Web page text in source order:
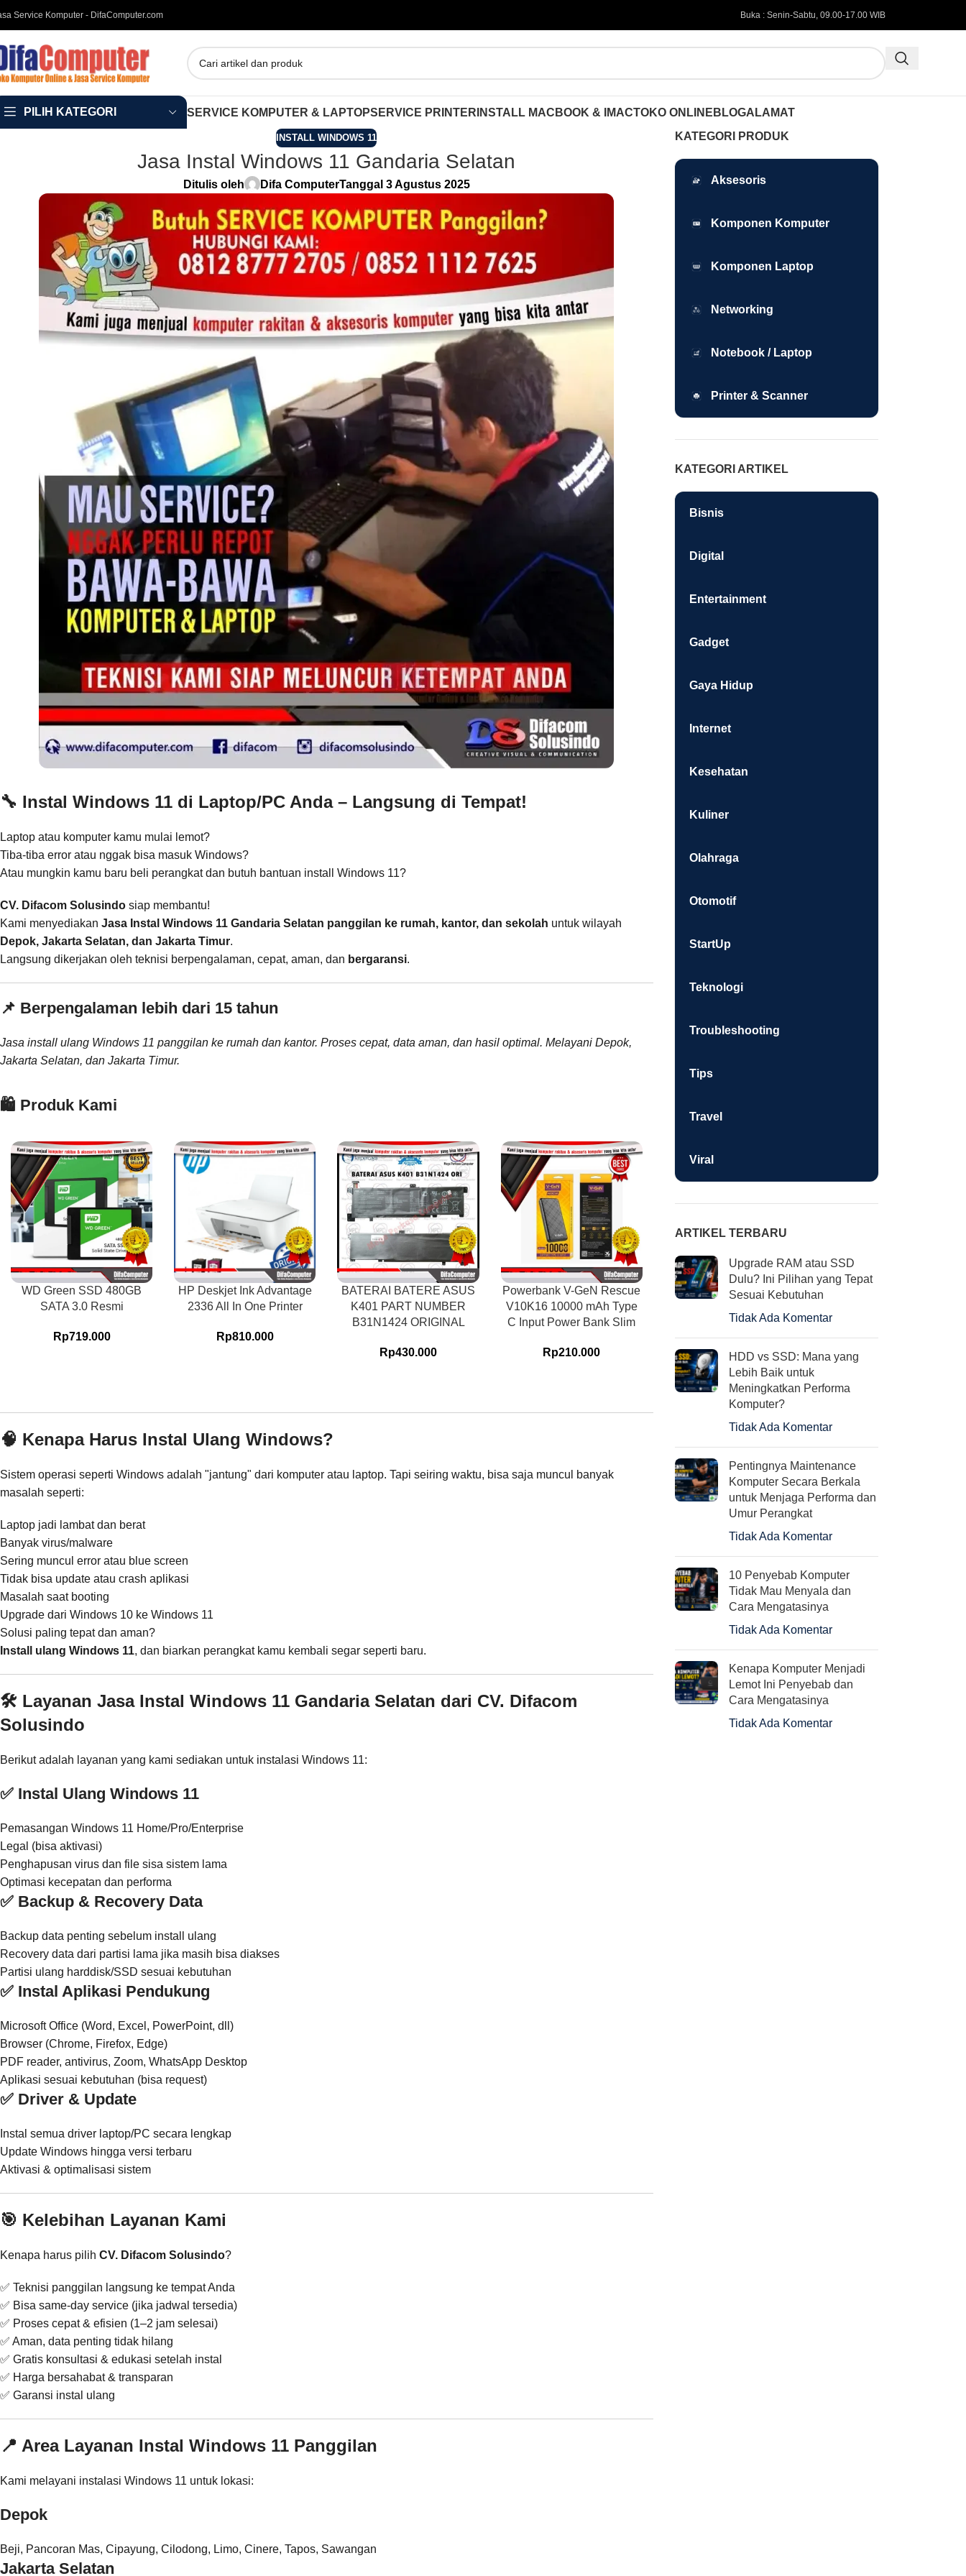
Service Komputer - DifaComputer.com Buka : Senin-Sabtu, 09.00-17.00 WIB
PILIH KATEGORI SERVICE KOMPUTER & LAPTOPSERVICE PRINTER INSTALL MACBOOK & IMACTOKO ONLINE BLOGALAMAT
INSTALL WINDOWS 11
Jasa Instal Windows 11 Gandaria Selatan
Ditulis oleh Difa ComputerTanggal 3 Agustus 2025
🔧 Instal Windows 11 di Laptop/PC Anda – Langsung di Tempat!
Laptop atau komputer kamu mulai lemot?
Tiba-tiba error atau nggak bisa masuk Windows?
Atau mungkin kamu baru beli perangkat dan butuh bantuan install Windows 11?
CV. Difacom Solusindo siap membantu!
Kami menyediakan Jasa Instal Windows 11 Gandaria Selatan panggilan ke rumah, kantor, dan sekolah untuk wilayah
Depok, Jakarta Selatan, dan Jakarta Timur.
Langsung dikerjakan oleh teknisi berpengalaman, cepat, aman, dan bergaransi.
📌 Berpengalaman lebih dari 15 tahun
Jasa install ulang Windows 11 panggilan ke rumah dan kantor. Proses cepat, data aman, dan hasil optimal. Melayani Depok,
Jakarta Selatan, dan Jakarta Timur.
🛍️ Produk Kami
WD Green SSD 480GB
SATA 3.0 Resmi
Rp719.000
HP Deskjet Ink Advantage
2336 All In One Printer
Rp810.000
BATERAI BATERE ASUS
K401 PART NUMBER
B31N1424 ORIGINAL
Rp430.000
Powerbank V-GeN Rescue
V10K16 10000 mAh Type
C Input Power Bank Slim
Rp210.000
Keyboard Laptop DELL
N4020 N4030 N5030
M5030
Rp 150.000
Rp
🧠 Kenapa Harus Instal Ulang Windows?
Sistem operasi seperti Windows adalah "jantung" dari komputer atau laptop. Tapi seiring waktu, bisa saja muncul banyak
masalah seperti:
Laptop jadi lambat dan berat
Banyak virus/malware
Sering muncul error atau blue screen
Tidak bisa update atau crash aplikasi
Masalah saat booting
Upgrade dari Windows 10 ke Windows 11
Solusi paling tepat dan aman?
Install ulang Windows 11, dan biarkan perangkat kamu kembali segar seperti baru.
🛠️ Layanan Jasa Instal Windows 11 Gandaria Selatan dari CV. Difacom
Solusindo
Berikut adalah layanan yang kami sediakan untuk instalasi Windows 11:
✅ Instal Ulang Windows 11
Pemasangan Windows 11 Home/Pro/Enterprise
Legal (bisa aktivasi)
Penghapusan virus dan file sisa sistem lama
Optimasi kecepatan dan performa
✅ Backup & Recovery Data
Backup data penting sebelum install ulang
Recovery data dari partisi lama jika masih bisa diakses
Partisi ulang harddisk/SSD sesuai kebutuhan
✅ Instal Aplikasi Pendukung
Microsoft Office (Word, Excel, PowerPoint, dll)
Browser (Chrome, Firefox, Edge)
PDF reader, antivirus, Zoom, WhatsApp Desktop
Aplikasi sesuai kebutuhan (bisa request)
✅ Driver & Update
Instal semua driver laptop/PC secara lengkap
Update Windows hingga versi terbaru
Aktivasi & optimalisasi sistem
🎯 Kelebihan Layanan Kami
Kenapa harus pilih CV. Difacom Solusindo?
✅ Teknisi panggilan langsung ke tempat Anda
✅ Bisa same-day service (jika jadwal tersedia)
✅ Proses cepat & efisien (1–2 jam selesai)
✅ Aman, data penting tidak hilang
✅ Gratis konsultasi & edukasi setelah instal
✅ Harga bersahabat & transparan
✅ Garansi instal ulang
📍 Area Layanan Instal Windows 11 Panggilan
Kami melayani instalasi Windows 11 untuk lokasi:
Depok
Beji, Pancoran Mas, Cipayung, Cilodong, Limo, Cinere, Tapos, Sawangan
Jakarta Selatan
KATEGORI PRODUK
Aksesoris
Komponen Komputer
Komponen Laptop
Networking
Notebook / Laptop
Printer & Scanner
KATEGORI ARTIKEL
Bisnis
Digital
Entertainment
Gadget
Gaya Hidup
Internet
Kesehatan
Kuliner
Olahraga
Otomotif
StartUp
Teknologi
Troubleshooting
Tips
Travel
Viral
ARTIKEL TERBARU
Upgrade RAM atau SSD
Dulu? Ini Pilihan yang Tepat
Sesuai Kebutuhan
Tidak Ada Komentar
HDD vs SSD: Mana yang
Lebih Baik untuk
Meningkatkan Performa
Komputer?
Tidak Ada Komentar
Pentingnya Maintenance
Komputer Secara Berkala
untuk Menjaga Performa dan
Umur Perangkat
Tidak Ada Komentar
10 Penyebab Komputer
Tidak Mau Menyala dan
Cara Mengatasinya
Tidak Ada Komentar
Kenapa Komputer Menjadi
Lemot Ini Penyebab dan
Cara Mengatasinya
Tidak Ada Komentar